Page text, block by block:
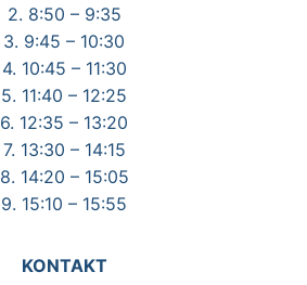
2. 8:50 – 9:35
3. 9:45 – 10:30
4. 10:45 – 11:30
5. 11:40 – 12:25
6. 12:35 – 13:20
7. 13:30 – 14:15
8. 14:20 – 15:05
9. 15:10 – 15:55
KONTAKT